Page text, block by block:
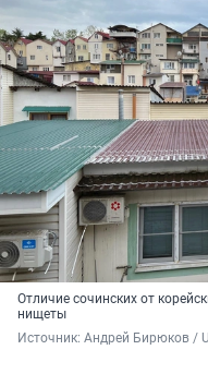
Отличие сочинских от
нищеты
Источник: Андрей Бирюков /